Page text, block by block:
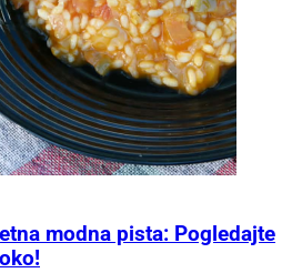
modna pista: Pogledajte